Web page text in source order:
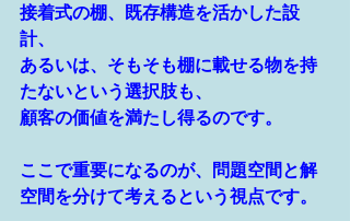
接着式の棚、既存構造を活かした設
計、
あるいは、そもそも棚に載せる物を持
たないという選択肢も、
顧客の価値を満たし得るのです。
ここで重要になるのが、問題空間と解
空間を分けて考えるという視点です。